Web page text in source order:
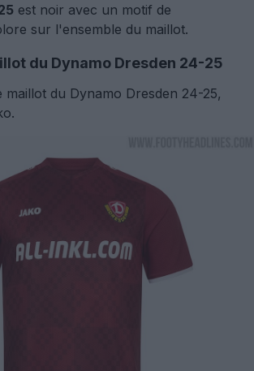
est noir avec un motif de
sur l'ensemble du maillot.
du Dynamo Dresden 24-25
maillot du Dynamo Dresden 24-25,